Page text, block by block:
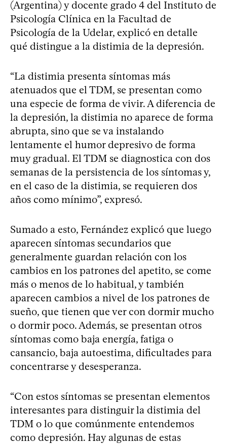
(Argentina) y docente grado 4 del Instituto de
Psicología Clínica en la Facultad de
Psicología de la Udelar, explicó en detalle
qué distingue a la distimia de la depresión.
“La distimia presenta síntomas más
atenuados que el TDM, se presentan como
una especie de forma de vivir. A diferencia de
la depresión, la distimia no aparece de forma
abrupta, sino que se va instalando
lentamente el humor depresivo de forma
muy gradual. El TDM se diagnostica con dos
semanas de la persistencia de los síntomas y,
en el caso de la distimia, se requieren dos
años como mínimo”, expresó.
Sumado a esto, Fernández explicó que luego
aparecen síntomas secundarios que
generalmente guardan relación con los
cambios en los patrones del apetito, se come
más o menos de lo habitual, y también
aparecen cambios a nivel de los patrones de
sueño, que tienen que ver con dormir mucho
o dormir poco. Además, se presentan otros
síntomas como baja energía, fatiga o
cansancio, baja autoestima, dificultades para
concentrarse y desesperanza.
“Con estos síntomas se presentan elementos
interesantes para distinguir la distimia del
TDM o lo que comúnmente entendemos
como depresión. Hay algunas de estas